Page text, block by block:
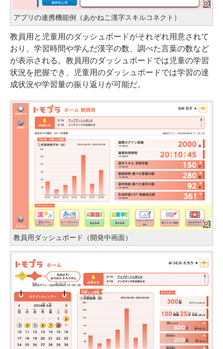
アプリの連携機能例（あかねこ漢字スキルコネクト）
教員用と児童用のダッシュボードがそれぞれ用意されて
おり、学習時間や学んだ漢字の数、調べた言葉の数など
が表示される。教員用のダッシュボードでは児童の学習
状況を把握でき、児童用のダッシュボードでは学習の達
成状況や学習量の振り返りが可能だ。
教員用ダッシュボード（開発中画面）